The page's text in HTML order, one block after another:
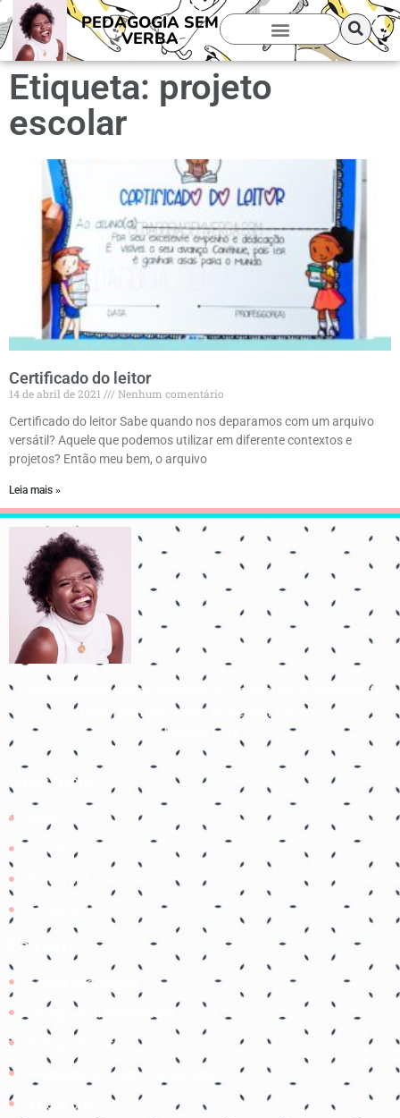
PEDAGOGIA SEM
VERBA
Etiqueta: projeto
escolar
Certificado do leitor
14 de abril de 2021
Nenhum comentário
Certificado do leitor Sabe quando nos deparamos com um arquivo
versátil? Aquele que podemos utilizar em diferente contextos e
projetos? Então meu bem, o arquivo
Leia mais »
Para que todos vejam, e saibam, e considerem, e juntamente
entendam que a mão do Senhor fez isto
Isaías 41:20
Links úteis
Contato
Política de Privacidade
Termos de Uso
Parceiros
Coruja Pedagogica
Pedagogia Ingrid Moraes
SOS professor
Atividades Pedagógicas Suzano
Etiene prof